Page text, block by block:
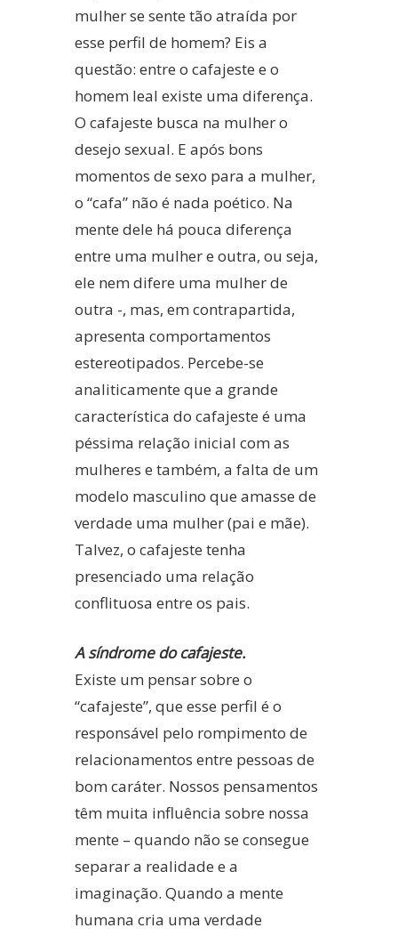
mulher se sente tão atraída por
esse perfil de homem? Eis a
questão: entre o cafajeste e o
homem leal existe uma diferença.
O cafajeste busca na mulher o
desejo sexual. E após bons
momentos de sexo para a mulher,
o “cafa” não é nada poético. Na
mente dele há pouca diferença
entre uma mulher e outra, ou seja,
ele nem difere uma mulher de
outra -, mas, em contrapartida,
apresenta comportamentos
estereotipados. Percebe-se
analiticamente que a grande
característica do cafajeste é uma
péssima relação inicial com as
mulheres e também, a falta de um
modelo masculino que amasse de
verdade uma mulher (pai e mãe).
Talvez, o cafajeste tenha
presenciado uma relação
conflituosa entre os pais.
A síndrome do cafajeste.
Existe um pensar sobre o
“cafajeste”, que esse perfil é o
responsável pelo rompimento de
relacionamentos entre pessoas de
bom caráter. Nossos pensamentos
têm muita influência sobre nossa
mente – quando não se consegue
separar a realidade e a
imaginação. Quando a mente
humana cria uma verdade